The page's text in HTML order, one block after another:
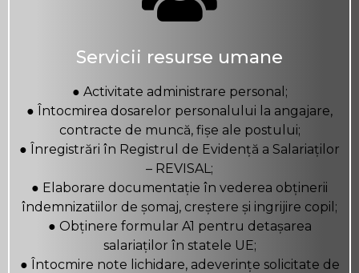
Servicii resurse umane
● Activitate administrare personal;
● Întocmirea dosarelor personalului la angajare,
contracte de muncă, fișe ale postului;
● Înregistrări în Registrul de Evidență a Salariaților
– REVISAL;
● Elaborare documentație în vederea obținerii
îndemnizatiilor de șomaj, creștere și ingrijire copil;
● Obținere formular A1 pentru detașarea
salariaților în statele UE;
● Întocmire note lichidare, adeverințe solicitate de